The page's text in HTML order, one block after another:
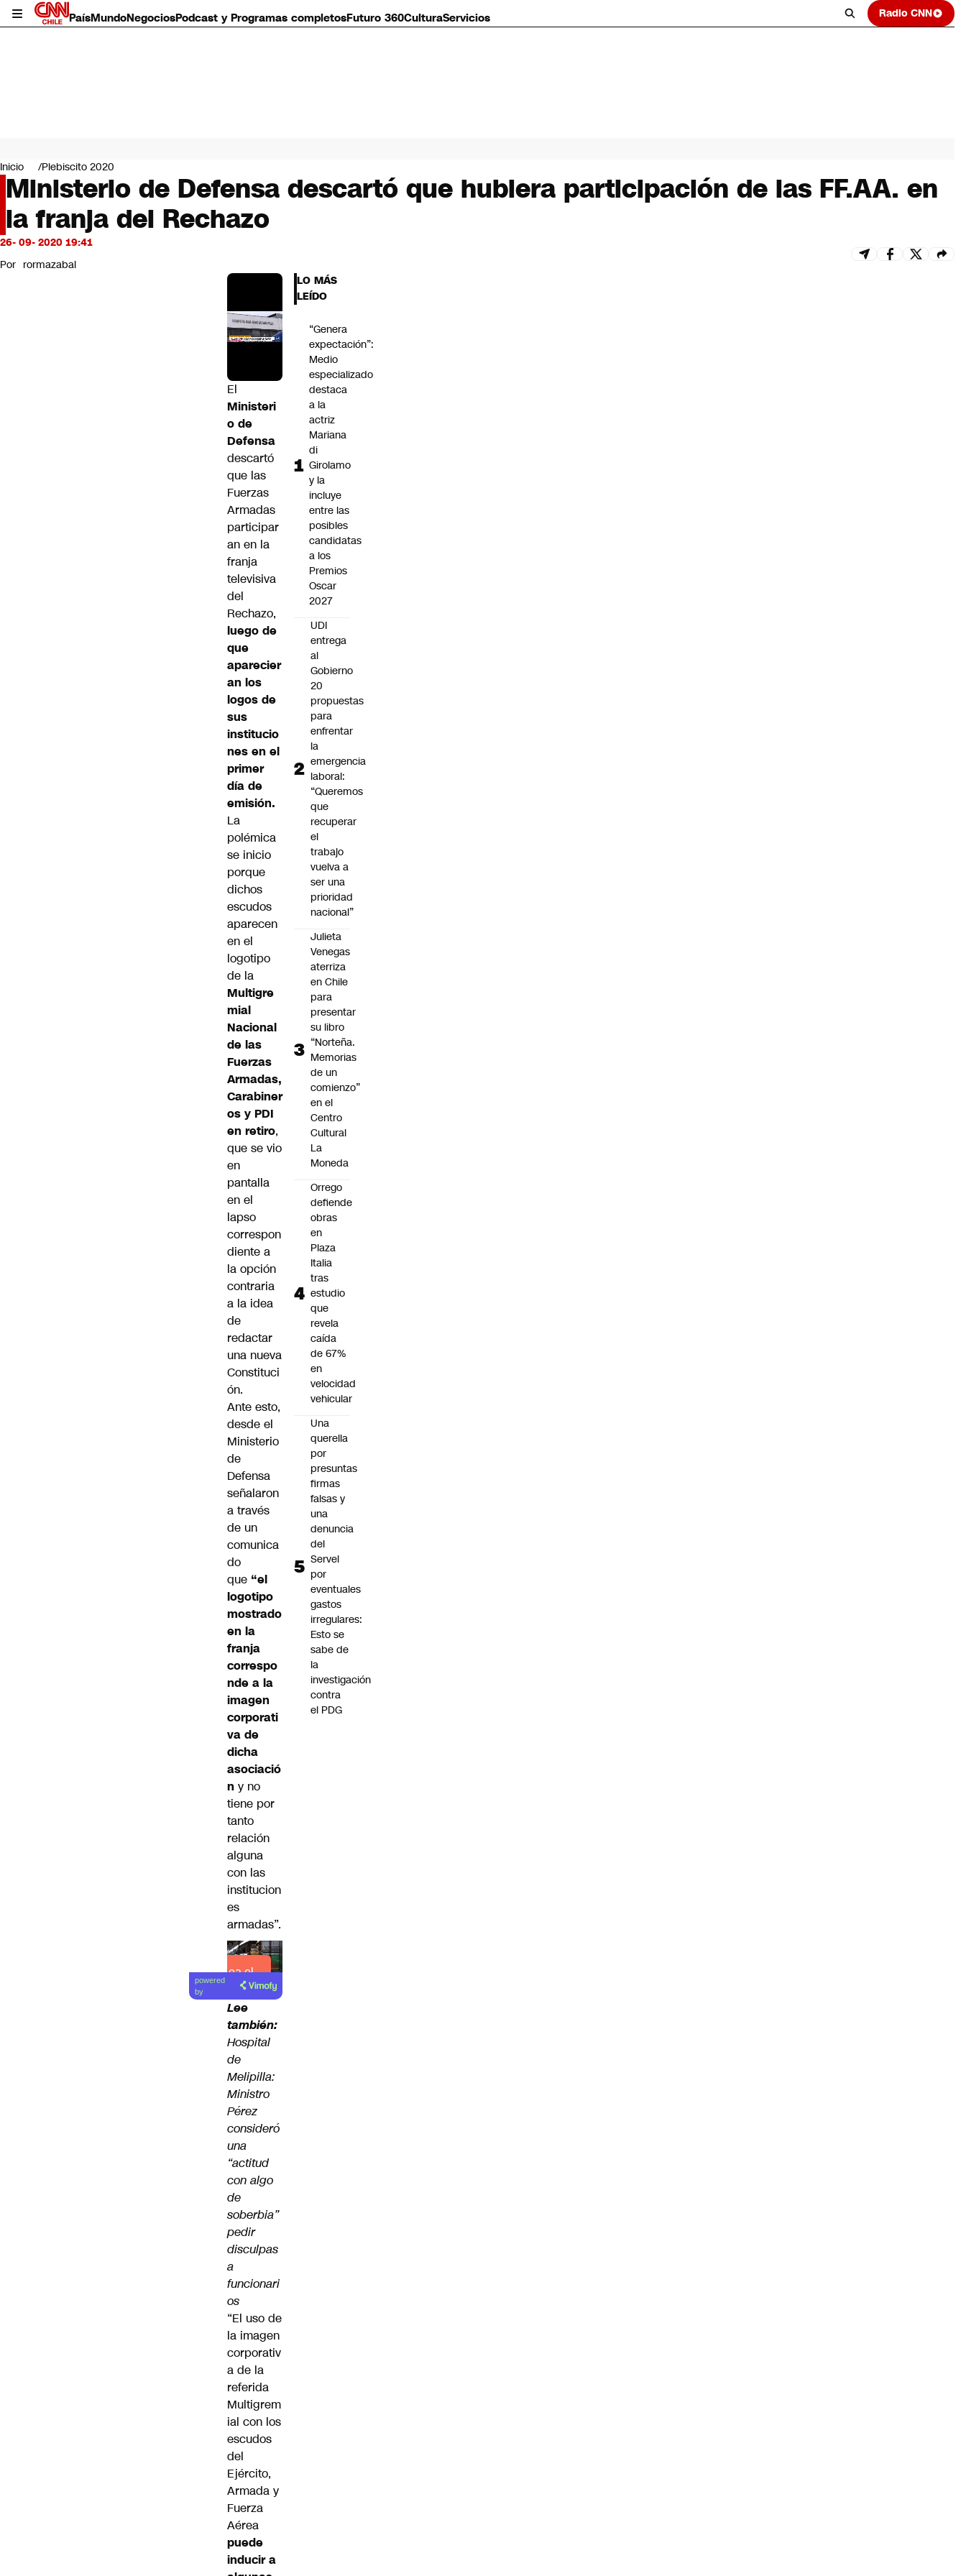
PaísMundoNegociosPodcast y Programas completosFuturo 360CulturaServicios Radio CNN
Mundo
Negocios
Deportes
Programas completos
Cultura
Servicios
CNN Data
Inicio Plebiscito 2020
Ministerio de Defensa descartó que hubiera participación de las FF.AA. en
la franja del Rechazo
26- 09- 2020 19:41
Por rormazabal
El
Ministeri
o de
Defensa
descartó
que las
Fuerzas
Armadas
participar
an en la
franja
televisiva
del
Rechazo,
luego de
que
aparecier
an los
logos de
sus
institucio
nes en el
primer
día de
emisión.
La
polémica
se inicio
porque
dichos
escudos
aparecen
en el
logotipo
de la
Multigre
mial
Nacional
de las
Fuerzas
Armadas,
Carabiner
os y PDI
en retiro,
que se vio
en
pantalla
en el
lapso
correspon
diente a
la opción
contraria
a la idea
de
redactar
una nueva
Constituci
ón.
Ante esto,
desde el
Ministerio
de
Defensa
señalaron
a través
de un
comunica
do
que “el
logotipo
mostrado
en la
franja
correspo
nde a la
imagen
corporati
va de
dicha
asociació
n y no
tiene por
tanto
relación
alguna
con las
institucion
es
armadas”.
Lea el
artículo
powered
by
Lee
también:
Hospital
de
Melipilla:
Ministro
Pérez
consideró
una
“actitud
con algo
de
soberbia”
pedir
disculpas
a
funcionari
os
“El uso de
la imagen
corporativ
a de la
referida
Multigrem
ial con los
escudos
del
Ejército,
Armada y
Fuerza
Aérea
puede
inducir a
LO MÁS
LEÍDO
“Genera
expectación”:
Medio
especializado
destaca
a la
actriz
Mariana
di
Girolamo
y la
incluye
entre las
posibles
candidatas
a los
Premios
Oscar
2027
UDI
entrega
al
Gobierno
20
propuestas
para
enfrentar
la
emergencia
laboral:
“Queremos
que
recuperar
el
trabajo
vuelva a
ser una
prioridad
nacional”
Julieta
Venegas
aterriza
en Chile
para
presentar
su libro
“Norteña.
Memorias
de un
comienzo”
en el
Centro
Cultural
La
Moneda
Orrego
defiende
obras
en
Plaza
Italia
tras
estudio
que
revela
caída
de 67%
en
velocidad
vehicular
Una
querella
por
presuntas
firmas
falsas y
una
denuncia
del
Servel
por
eventuales
gastos
irregulares:
Esto se
sabe de
la
investigación
contra
el PDG